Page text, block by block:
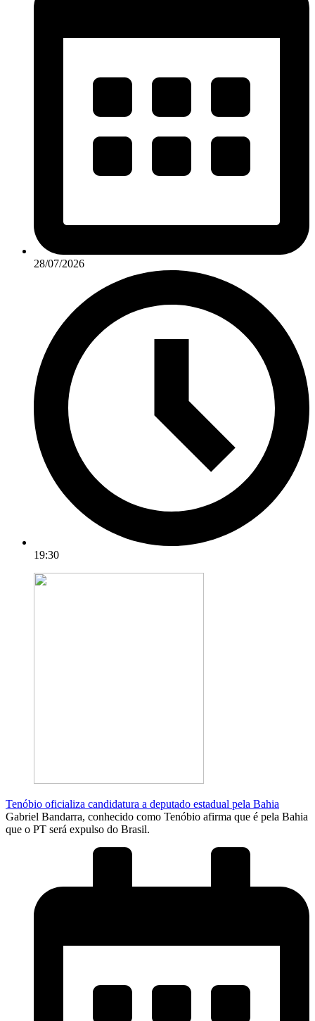
28/07/2026
19:30
Tenóbio oficializa candidatura a deputado estadual pela Bahia
Gabriel Bandarra, conhecido como Tenóbio afirma que é pela Bahia
que o PT será expulso do Brasil.